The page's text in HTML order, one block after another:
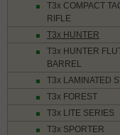
T3x COMPACT
RIFLE
T3x HUNTER
T3x HUNTER
BARREL
T3x LAMINATED
T3x FOREST
T3x LITE SERIES
T3x SPORTER